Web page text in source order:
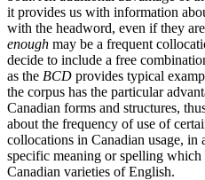
it provides us with information
with the headword, even if they
enough may be a frequent
decide to include a free
as the BCD provides typical
the corpus has the particular
Canadian forms and structures,
about the frequency of use of
collocations in Canadian usage,
specific meaning or spelling which
Canadian varieties of English.